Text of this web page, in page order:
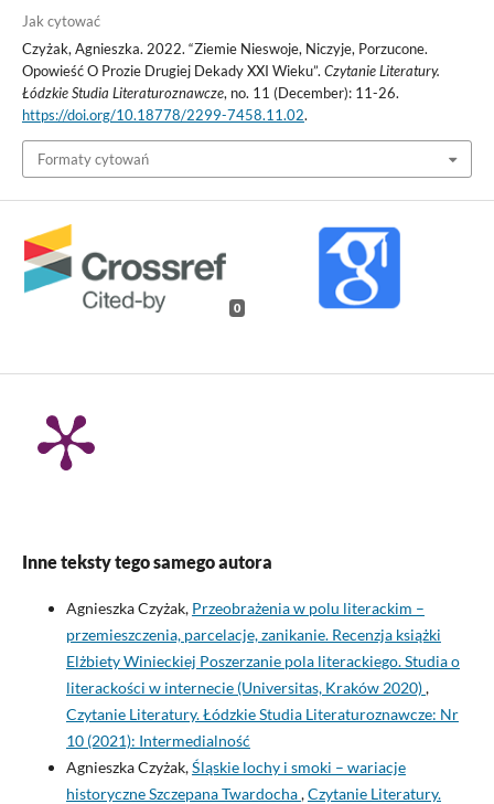
Jak cytować
Czyżak, Agnieszka. 2022. “Ziemie Nieswoje, Niczyje, Porzucone.
Opowieść O Prozie Drugiej Dekady XXI Wieku”. Czytanie Literatury.
Łódzkie Studia Literaturoznawcze, no. 11 (December): 11-26.
https://doi.org/10.18778/2299-7458.11.02.
Formaty cytowań
0
Inne teksty tego samego autora
Agnieszka Czyżak, Przeobrażenia w polu literackim –
przemieszczenia, parcelacje, zanikanie. Recenzja książki
Elżbiety Winieckiej Poszerzanie pola literackiego. Studia o
literackości w internecie (Universitas, Kraków 2020),
Czytanie Literatury. Łódzkie Studia Literaturoznawcze: Nr
10 (2021): Intermedialność
Agnieszka Czyżak,Śląskie lochy i smoki – wariacje
historyczne Szczepana Twardocha,Czytanie Literatury.